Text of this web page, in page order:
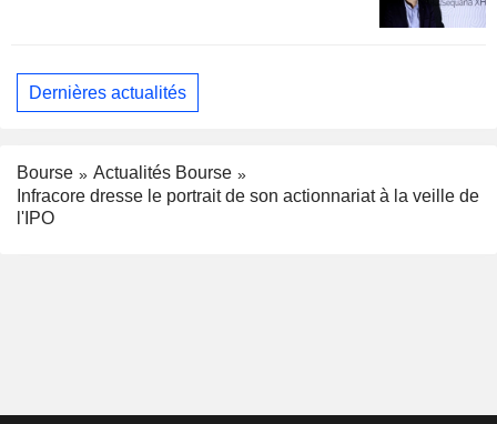
Dernières actualités
Bourse
Actualités Bourse
Infracore dresse le portrait de son actionnariat à la veille de
l'IPO